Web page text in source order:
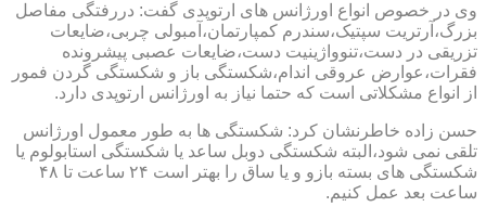
وی در خصوص انواع اورژانس های ارتوپدی گفت: دررفتگی مفاصل
بزرگ،آرتریت سپتیک،سندرم کمپارتمان،آمبولی چربی،ضایعات
تزریقی در دست،تنوواژینیت دست،ضایعات عصبی پیشرونده
فقرات،عوارض عروقی اندام،شکستگی باز و شکستگی گردن فمور
از انواع مشکلاتی است که حتما نیاز به اورژانس ارتوپدی دارد.
حسن زاده خاطرنشان کرد: شکستگی ها به طور معمول اورژانس
تلقی نمی شود،البته شکستگی دوبل ساعد یا شکستگی استابولوم یا
شکستگی های بسته بازو و یا ساق را بهتر است ۲۴ ساعت تا ۴۸
ساعت بعد عمل کنیم.